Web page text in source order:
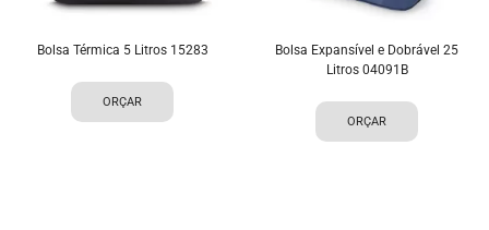
Bolsa Térmica 5 Litros 15283
ORÇAR
Bolsa Expansível e Dobrável 25
Litros 04091B
ORÇAR